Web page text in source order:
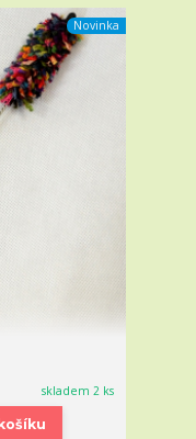
Novinka
skladem 2 ks